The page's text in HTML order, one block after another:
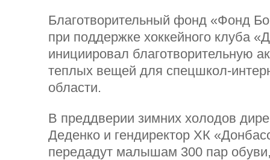
Благотворительный фонд «Фонд
при поддержке хоккейного клуба
инициировал благотворительную
теплых вещей для спецшкол-
области.
В преддверии зимних холодов
Деденко и гендиректор ХК
передадут малышам 300 пар